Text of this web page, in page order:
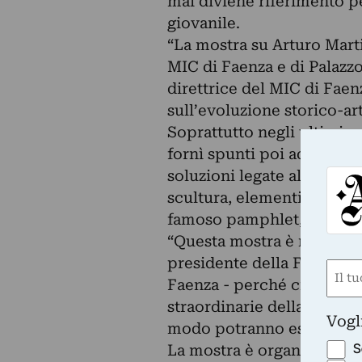
giovanile.
“La mostra su Arturo
MIC di Faenza e di
direttrice del MIC di
sull’evoluzione storico-
Soprattutto negli ultimi
fornì spunti poi adottati
soluzioni legate
scultura, elementi
famoso pamphlet, edito
“Questa mostra è molto
presidente della
Faenza - perché ci
straordinarie della nostra
modo potranno essere
La mostra è organizzata
Nome